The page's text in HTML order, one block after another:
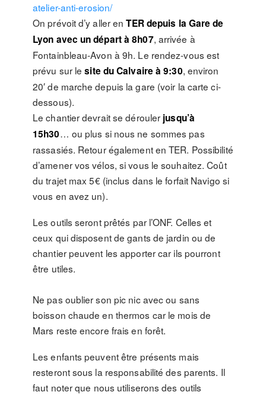
atelier-anti-erosion/
On prévoit d’y aller enTER depuis la Gare de
Lyon avec un départ à 8h07, arrivée à
Fontainbleau-Avon à 9h. Le rendez-vous est
prévu sur lesite du Calvaire à 9:30, environ
20′ de marche depuis la gare (voir la carte ci-
dessous).
Le chantier devrait se dérouler jusqu’à
15h30… ou plus si nous ne sommes pas
rassasiés. Retour également en TER. Possibilité
d’amener vos vélos, si vous le souhaitez. Coût
du trajet max 5€ (inclus dans le forfait Navigo si
vous en avez un).
Les outils seront prêtés par l’ONF. Celles et
ceux qui disposent de gants de jardin ou de
chantier peuvent les apporter car ils pourront
être utiles.
Ne pas oublier son pic nic avec ou sans
boisson chaude en thermos car le mois de
Mars reste encore frais en forêt.
Les enfants peuvent être présents mais
resteront sous la responsabilité des parents. Il
faut noter que nous utiliserons des outils